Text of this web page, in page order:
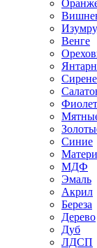
Венге
Синие
МДФ
Эмаль
Акрил
Береза
Дерево
Дуб
ЛДСП